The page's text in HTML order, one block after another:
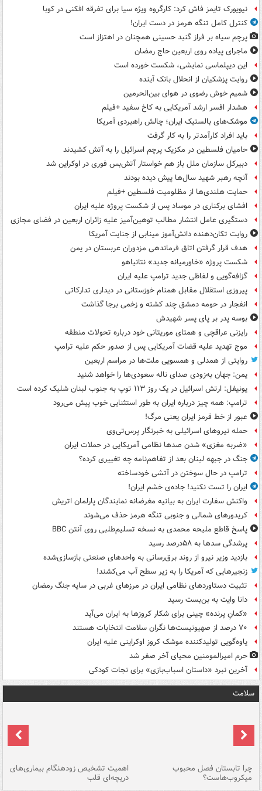
نیویورک تایمز فاش کرد: کارگروه ویژه سیا برای تفرقه افکنی در کوبا
کنترل کامل تنگه هرمز در دست ایران!
پرچم سیاه بر فراز گنبد حسینی همچنان در اهتزاز است
ماجرای پیاده روی اربعین حاج رمضان
این دیپلماسی نمایشی، شکست خورده است
روایت پزشکیان از انحلال بانک آینده
شمیم خوش رضوی در هوای بین‌الحرمین
هشدار افسر ارشد آمریکایی به کاخ سفید +فیلم
موشک‌های بالستیک ایران؛ چالش راهبردی آمریکا
باید افراد کارآمدتر را به کار گرفت
حامیان فلسطین در مکزیک پرچم اسرائیل را به آتش کشیدند
دبیرکل سازمان ملل باز هم خواستار آتش‌بس فوری در اوکراین شد
آنچه رهبر شهید سال‌ها پیش دیده بودند
حمایت هلندی‌ها از مظلومیت فلسطین +فیلم
افشای برکناری در موساد پس از شکست پروژه علیه ایران
دستگیری عامل انتشار مطالب توهین‌آمیز علیه زائران اربعین در فضای مجازی
روایت تکان‌دهنده دانش‌آموز مینابی از جنایت آمریکا
هدف قرار گرفتن اتاق‌ فرماندهی مزدوران عربستان در یمن
شکست پروژه «خاورمیانه جدید» نتانیاهو
گزافه‌گویی و لفاظی جدید ترامپ علیه ایران
پیروزی استقلال مقابل همنام خوزستانی در دیداری تدارکاتی
انفجار در حومه دمشق چند کشته و زخمی برجا گذاشت
بوسه‌ پدر بر پای پسر شهیدش
رایزنی عراقچی و همتای موریتانی خود درباره تحولات منطقه
موج تهدید علیه قضات آمریکایی پس از صدور حکم علیه ترامپ
روایتی از همدلی و همسویی ملت‌ها در مراسم اربعین
یمن: جهان به‌زودی صدای ناله سعودی‌ها را خواهد شنید
یونیفل: ارتش اسرائیل در یک روز ۱۱۳ توپ به جنوب لبنان شلیک کرده است
ترامپ: همه چیز درباره ایران به طور استثنایی خوب پیش می‌رود
عبور از خط قرمز ایران یعنی مرگ!
حمله نیروهای اسرائیلی به خبرنگار پرس‌تی‌وی
«ضربه مغزی» شدن صدها نظامی آمریکایی در حملات ایران
جنگ در جبهه لبنان بعد از تفاهم‌نامه چه تغییری کرده؟
ترامپ در حال سوختن در آتشی خودساخته
ایران را تست نکنید! جاده‌ی خشم ایران!
واکنش سفارت ایران به بیانیه مغرضانه نمایندگان پارلمان اتریش
کریدورهای شمالی و جنوبی تنگه هرمز حذف می‌شوند
پاسخ قاطع ملیحه محمدی به نسخه تسلیم‌طلبی روی آنتن BBC
پرشدگی سدها به ۵۸درصد رسید
بازدید وزیر نیرو از روند برق‌رسانی به واحدهای صنعتی بازسازی‌شده
زنجیرهایی که آمریکا را به زیر سطح آب می‌کشند!
تثبیت دستاوردهای نظامی ایران در مرزهای غربی در سایه جنگ رمضان
دانا وایت به بن‌بست رسید
«کمانِ پرنده» چینی برای شکار کروزها به ایران می‌آید
۷۰ درصد از صهیونیست‌ها نگران سلامت انتخابات هستند
یاوه‌گویی تولیدکننده موشک کروز اوکراینی علیه ایران
حرم امیرالمومنین محیای آخر صفر شد
آخرین نبرد «داستان اسباب‌بازی» برای نجات کودکی
سلامت
چرا تابستان فصل محبوب
میکروب‌هاست؟
اهمیت تشخیص زودهنگام بیماری‌های
دریچه‌ای قلب